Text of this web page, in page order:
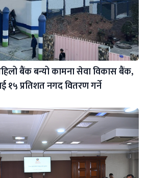
बैंक बन्यो कामना सेवा विकास बैंक,
१५ प्रतिशत नगद वितरण गर्ने